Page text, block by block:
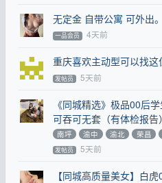
无定金 自带公寓 可外出。
一品会员 4天前
重庆喜欢主动型可以找这
发帖员 5天前
《同城精选》极品00后
可吞可无套（有体检报告
南坪
渝中 渝北 荣昌
发帖员 5天前
【同城高质量美女】白